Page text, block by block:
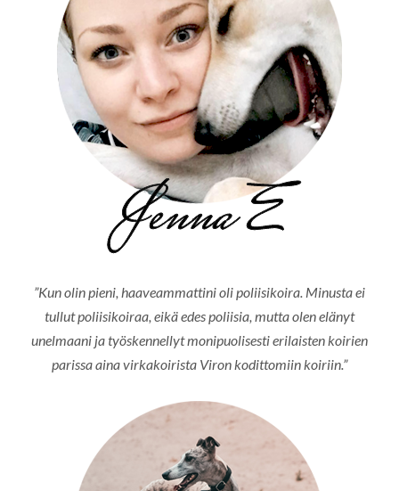
”Kun olin pieni, haaveammattini oli poliisikoira. Minusta ei
tullut poliisikoiraa, eikä edes poliisia, mutta olen elänyt
unelmaani ja työskennellyt monipuolisesti erilaisten koirien
parissa aina virkakoirista Viron kodittomiin koiriin.”